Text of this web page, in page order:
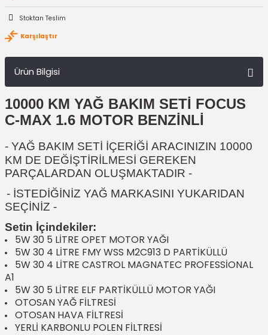
Stoktan Teslim
Karşılaştır
Ürün Bilgisi
10000 KM YAĞ BAKIM SETİ FOCUS
C-MAX 1.6 MOTOR BENZİNLİ
- YAĞ BAKIM SETİ İÇERİĞİ ARACINIZIN 10000
KM DE DEĞİŞTİRİLMESİ GEREKEN
PARÇALARDAN OLUŞMAKTADIR -
- İSTEDİĞİNİZ YAĞ MARKASINI YUKARIDAN
SEÇİNİZ -
Setin İçindekiler:
5W 30 5 LİTRE OPET MOTOR YAĞI
5W 30 4 LİTRE FMY WSS M2C913 D PARTİKÜLLÜ
5W 30 4 LİTRE CASTROL MAGNATEC PROFESSİONAL
A1
5W 30 5 LİTRE ELF PARTİKÜLLÜ MOTOR YAĞI
OTOSAN YAĞ FİLTRESİ
OTOSAN HAVA FİLTRESİ
YERLİ KARBONLU POLEN FİLTRESİ